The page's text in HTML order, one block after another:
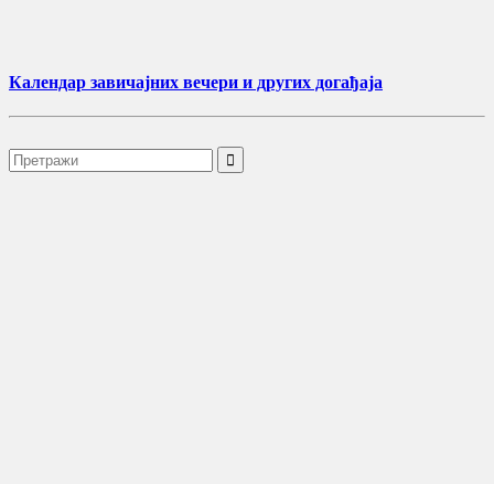
Календар завичајних вечери и других догађаја